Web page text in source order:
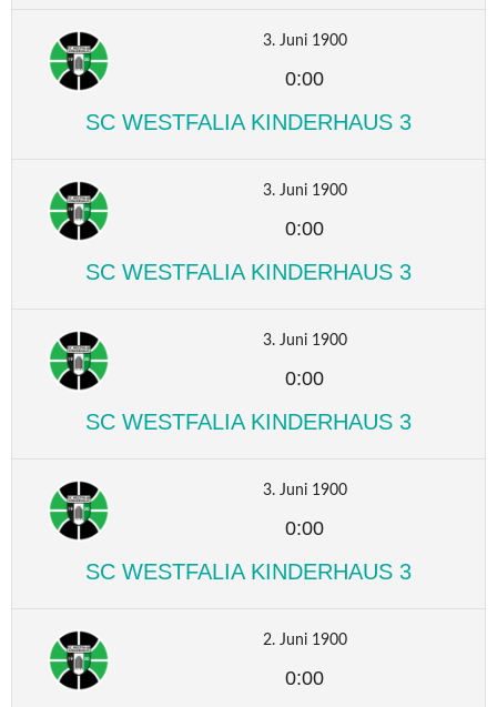
3. Juni 1900
0:00
SC WESTFALIA KINDERHAUS 3
3. Juni 1900
0:00
SC WESTFALIA KINDERHAUS 3
3. Juni 1900
0:00
SC WESTFALIA KINDERHAUS 3
3. Juni 1900
0:00
SC WESTFALIA KINDERHAUS 3
2. Juni 1900
0:00